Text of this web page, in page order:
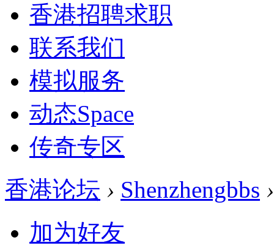
香港招聘求职
联系我们
模拟服务
动态Space
传奇专区
香港论坛 › Shenzhengbbs ›
加为好友